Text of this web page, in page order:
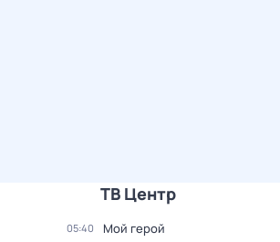
ТВ Центр
05:40 Мой герой